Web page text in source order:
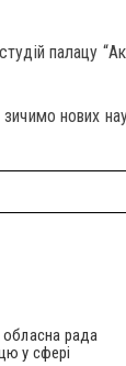
палацу
нових
рада
у сфері